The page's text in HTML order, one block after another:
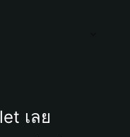
เลย